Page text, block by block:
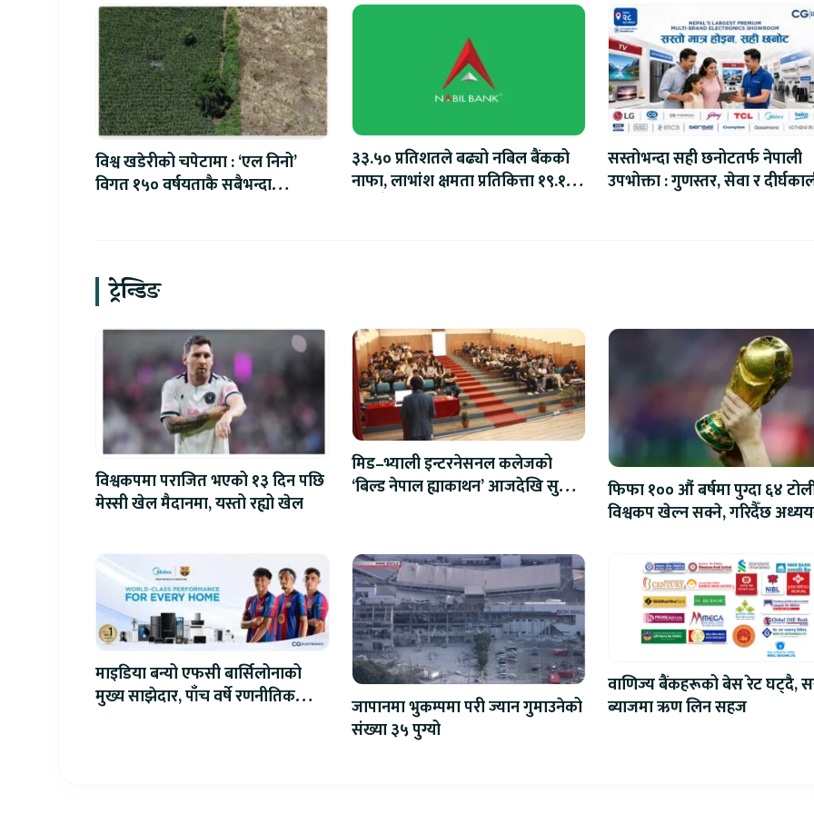
विश्व खडेरीको चपेटामा : ‘एल निनो’
विगत १५० वर्षयताकै सबैभन्दा
३३.५० प्रतिशतले बढ्यो नबिल बैंकको
नाफा, लाभांश क्षमता प्रतिकित्ता १९.१०
सस्तोभन्दा सही छनोटतर्फ नेपाली
उपभोक्ता : गुणस्तर, सेवा र
ट्रेन्डिङ
विश्वकपमा पराजित भएको १३ दिन पछि
मेस्सी खेल मैदानमा, यस्तो रह्यो खेल
मिड–भ्याली इन्टरनेसनल कलेजको
‘बिल्ड नेपाल ह्याकाथन’ आजदेखि सुरु,
फिफा १०० औं बर्षमा पुग्दा ६४
विश्वकप खेल्न सक्ने, गरिदैँछ
माइडिया बन्यो एफसी बार्सिलोनाको
मुख्य साझेदार, पाँच वर्षे रणनीतिक
जापानमा भुकम्पमा परी ज्यान गुमाउनेको
संख्या ३५ पुग्यो
वाणिज्य बैंकहरूको बेस रेट घट्दै,
ब्याजमा ऋण लिन सहज